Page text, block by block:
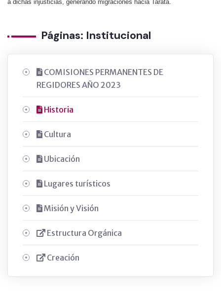
a dichas injusticias, generando migraciones hacia Tarata.
Páginas: Institucional
COMISIONES PERMANENTES DE
REGIDORES AÑO 2023
Historia
Cultura
Ubicación
Lugares turísticos
Misión y Visión
Estructura Orgánica
Creación